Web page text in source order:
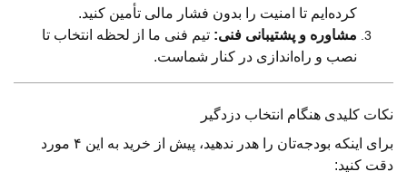
کرده‌ایم تا امنیت را بدون فشار مالی تأمین کنید.
مشاوره و پشتیبانی فنی: تیم فنی ما از لحظه انتخاب تا
نصب و راه‌اندازی در کنار شماست.
نکات کلیدی هنگام انتخاب دزدگیر
برای اینکه بودجه‌تان را هدر ندهید، پیش از خرید به این ۴ مورد
دقت کنید: